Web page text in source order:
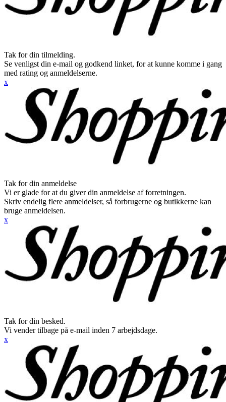
Tak for din tilmelding.
Se venligst din e-mail og godkend linket, for at kunne komme i gang
med rating og anmeldelserne.
x
Tak for din anmeldelse
Vi er glade for at du giver din anmeldelse af forretningen.
Skriv endelig flere anmeldelser, så forbrugerne og butikkerne kan
bruge anmeldelsen.
x
Tak for din besked.
Vi vender tilbage på e-mail inden 7 arbejdsdage.
x